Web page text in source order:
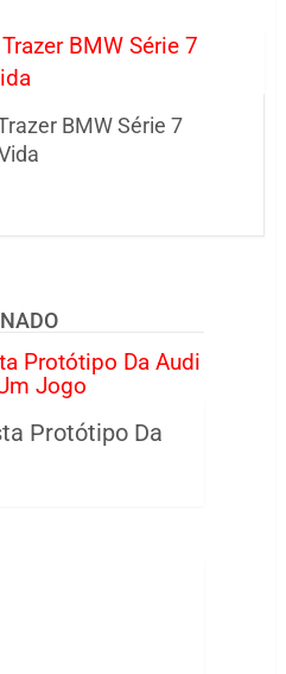
BMW Série 7
Protótipo Da